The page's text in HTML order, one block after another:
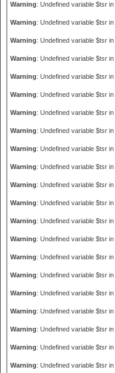
Warning: Undefined variable $tsr in
Warning: Undefined variable $tsr in
Warning: Undefined variable $tsr in
Warning: Undefined variable $tsr in
Warning: Undefined variable $tsr in
Warning: Undefined variable $tsr in
Warning: Undefined variable $tsr in
Warning: Undefined variable $tsr in
Warning: Undefined variable $tsr in
Warning: Undefined variable $tsr in
Warning: Undefined variable $tsr in
Warning: Undefined variable $tsr in
Warning: Undefined variable $tsr in
Warning: Undefined variable $tsr in
Warning: Undefined variable $tsr in
Warning: Undefined variable $tsr in
Warning: Undefined variable $tsr in
Warning: Undefined variable $tsr in
Warning: Undefined variable $tsr in
Warning: Undefined variable $tsr in
Warning: Undefined variable $tsr in